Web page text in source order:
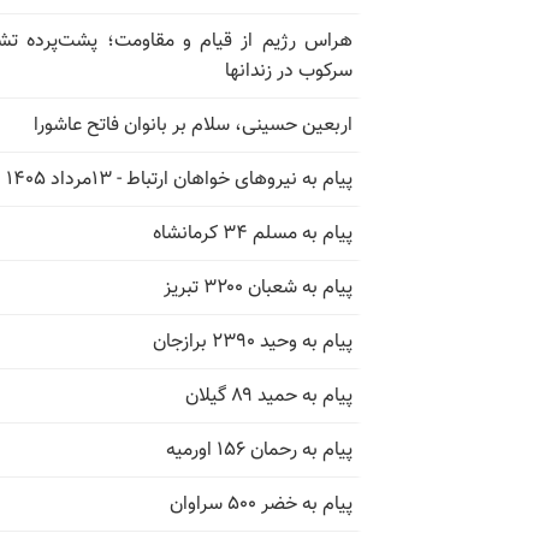
هراس رژیم از قیام و مقاومت؛ پشت‌پرده
سرکوب در زندانها
اربعین حسینی، سلام بر بانوان فاتح عاشورا
پیام به نیروهای خواهان ارتباط - ۱۳مرداد ۱۴۰۵
پیام به مسلم ۳۴ کرمانشاه
پیام به شعبان ۳۲۰۰ تبریز
پیام به وحید ۲۳۹۰ برازجان
پیام به حمید ۸۹ گیلان
پیام به رحمان ۱۵۶ اورمیه
پیام به خضر ۵۰۰ سراوان